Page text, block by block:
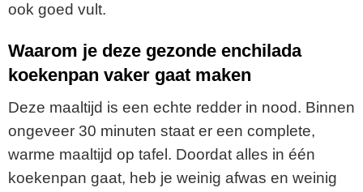
ook goed vult.
Waarom je deze gezonde enchilada
koekenpan vaker gaat maken
Deze maaltijd is een echte redder in nood. Binnen
ongeveer 30 minuten staat er een complete,
warme maaltijd op tafel. Doordat alles in één
koekenpan gaat, heb je weinig afwas en weinig